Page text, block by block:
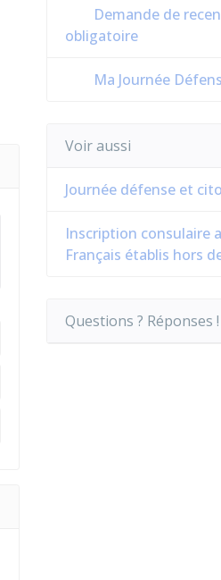
Demande de
obligatoire
Ma Journée
Voir aussi
Journée défense et
Inscription consulaire
Français établis hors
Questions ? Réponses !